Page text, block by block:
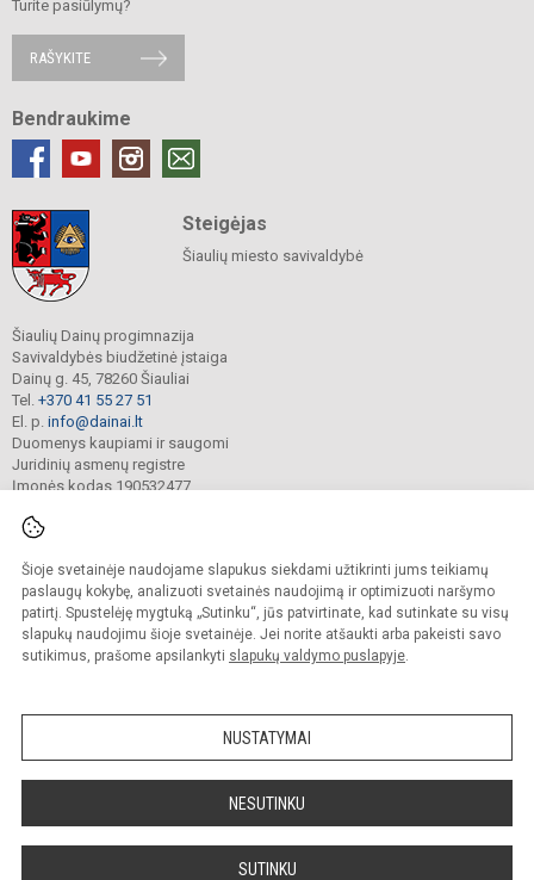
Šioje svetainėje naudojame slapukus siekdami užtikrinti jums teikiamų
paslaugų kokybę, analizuoti svetainės naudojimą ir optimizuoti naršymo
patirtį. Spustelėję mygtuką „Sutinku“, jūs patvirtinate, kad sutinkate su visų
slapukų naudojimu šioje svetainėje. Jei norite atšaukti arba pakeisti savo
sutikimus, prašome apsilankyti slapukų valdymo puslapyje.
NUSTATYMAI
NESUTINKU
SUTINKU
Turite pasiūlymų?
RAŠYKITE
Bendraukime
Steigėjas
Šiaulių miesto savivaldybė
Šiaulių Dainų progimnazija
Savivaldybės biudžetinė įstaiga
Dainų g. 45, 78260 Šiauliai
Tel. +370 41 55 27 51
El. p. info@dainai.lt
Duomenys kaupiami ir saugomi
Juridinių asmenų registre
Įmonės kodas 190532477
© 2023. Šiaulių Dainų progimnazija. Visos teisės saugomos.
Kopijuoti turinį be raštiško gimnazijos sutikimo griežtai draudžiama.
Prieinamumo paraiška Slapukų politika
Sumanus būdas atnaujinti